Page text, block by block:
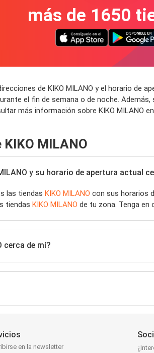
más de 1650
de KIKO MILANO y el horario de
el fin de semana o de noche.
más información sobre KIKO MILANO
MILANO
y su horario de apertura actual
las tiendas KIKO MILANO con sus horarios
tiendas KIKO MILANO de tu zona. Tenga en
cerca de mí?
en la newsletter